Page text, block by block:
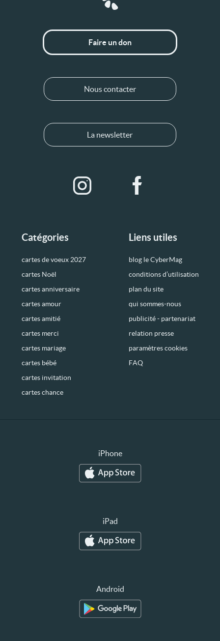
Catégories
cartes de voeux 2027
cartes Noël
cartes anniversaire
cartes amour
cartes amitié
cartes merci
cartes mariage
cartes bébé
cartes invitation
cartes chance
Liens utiles
blog le CyberMag
conditions d’utilisation
plan du site
qui sommes-nous
publicité - partenariat
relation presse
paramètres cookies
FAQ
Faire un don
Nous contacter
La newsletter
iPhone
iPad
Android